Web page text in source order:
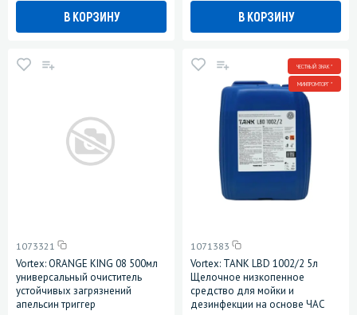
В КОРЗИНУ В КОРЗИНУ
1073321
Vortex: ORANGE KING 08 500мл
универсальный очиститель
устойчивых загрязнений
апельсин триггер
ЧЕСТНЫЙ ЗНАК *
МИНПРОМТОРГ *
1071383
Vortex: TANK LBD 1002/2 5л
Щелочное низкопенное
средство для мойки и
дезинфекции на основе ЧАС